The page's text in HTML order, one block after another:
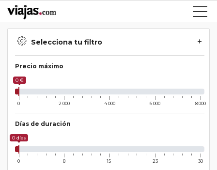
Selecciona tu filtro
Precio máximo
0 €
0 2 000 4 000 6 000 8 000
Días de duración
0 días
0 8 15 23 30